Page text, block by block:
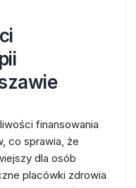
finansowania
co sprawia, że
dla osób
placówki zdrowia